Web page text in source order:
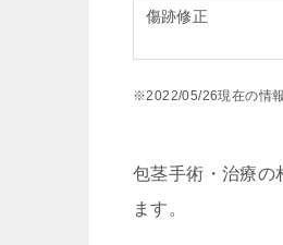
傷跡修正
※2022/05/26現在の情
包茎手術・治療の
ます。